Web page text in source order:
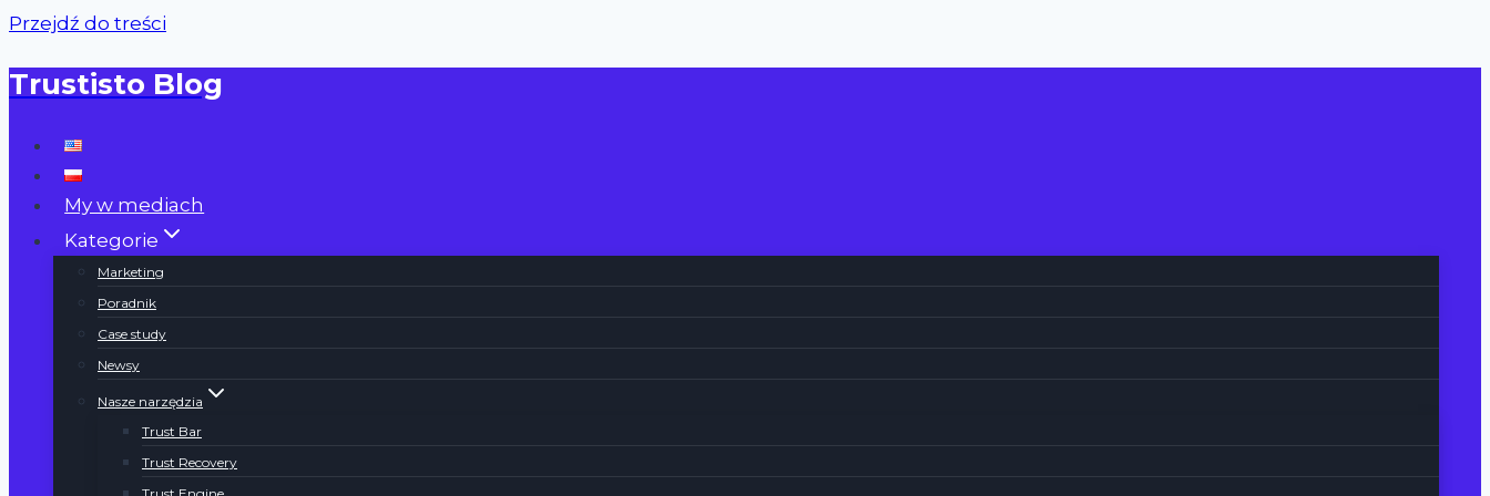
Przejdź do treści
Trustisto Blog
My w mediach
Kategorie
Marketing
Poradnik
Case study
Newsy
Nasze narzędzia
Trust Bar
Trust Recovery